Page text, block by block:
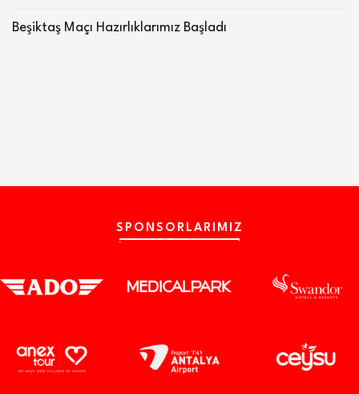
Beşiktaş Maçı Hazırlıklarımız Başladı
SPONSORLARIMIZ